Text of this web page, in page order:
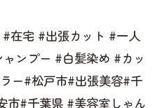
在宅 #出張カット #一人
ンプー #白髪染め #カッ
ー#松戸市#出張美容#千
市#千葉県 #美容室しゃん